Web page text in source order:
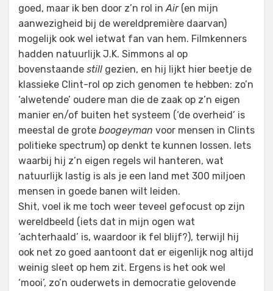
goed, maar ik ben door z’n rol inAir(en mijn
aanwezigheid bij de wereldpremière daarvan)
mogelijk ook wel ietwat fan van hem. Filmkenners
hadden natuurlijk J.K. Simmons al op
bovenstaande still gezien, en hij lijkt hier beetje de
klassieke Clint-rol op zich genomen te hebben: zo’n
‘alwetende’ oudere man die de zaak op z’n eigen
manier en/of buiten het systeem (‘de overheid’ is
meestal de grote boogeyman voor mensen in Clints
politieke spectrum) op denkt te kunnen lossen. Iets
waarbij hij z’n eigen regels wil hanteren, wat
natuurlijk lastig is als je een land met 300 miljoen
mensen in goede banen wilt leiden.
Shit, voel ik me toch weer teveel gefocust op zijn
wereldbeeld (iets dat in mijn ogen wat
‘achterhaald’ is, waardoor ik fel blijf?), terwijl hij
ook net zo goed aantoont dat er eigenlijk nog altijd
weinig sleet op hem zit. Ergens is het ook wel
‘mooi’, zo’n ouderwets in democratie gelovende